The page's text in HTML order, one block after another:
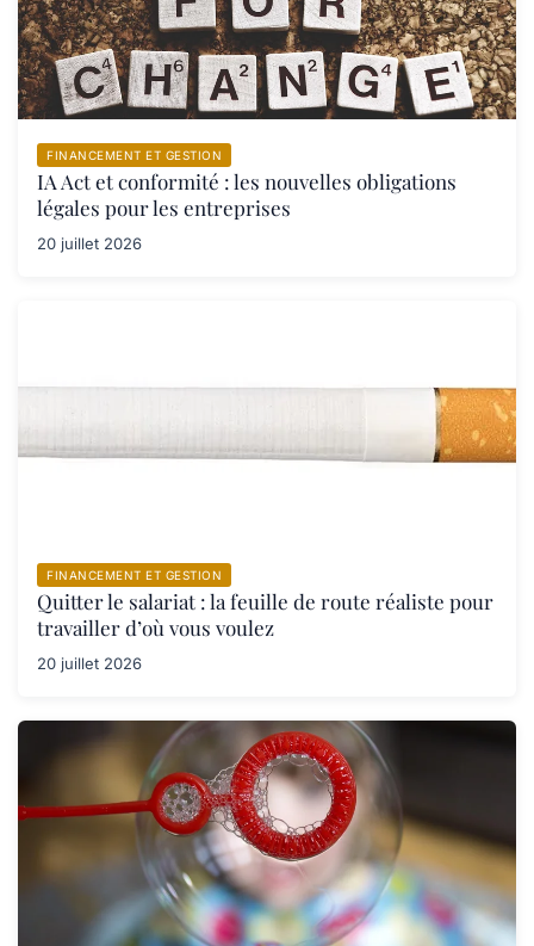
FINANCEMENT ET GESTION
IA Act et conformité : les nouvelles obligations
légales pour les entreprises
20 juillet 2026
FINANCEMENT ET GESTION
Quitter le salariat : la feuille de route réaliste pour
travailler d’où vous voulez
20 juillet 2026